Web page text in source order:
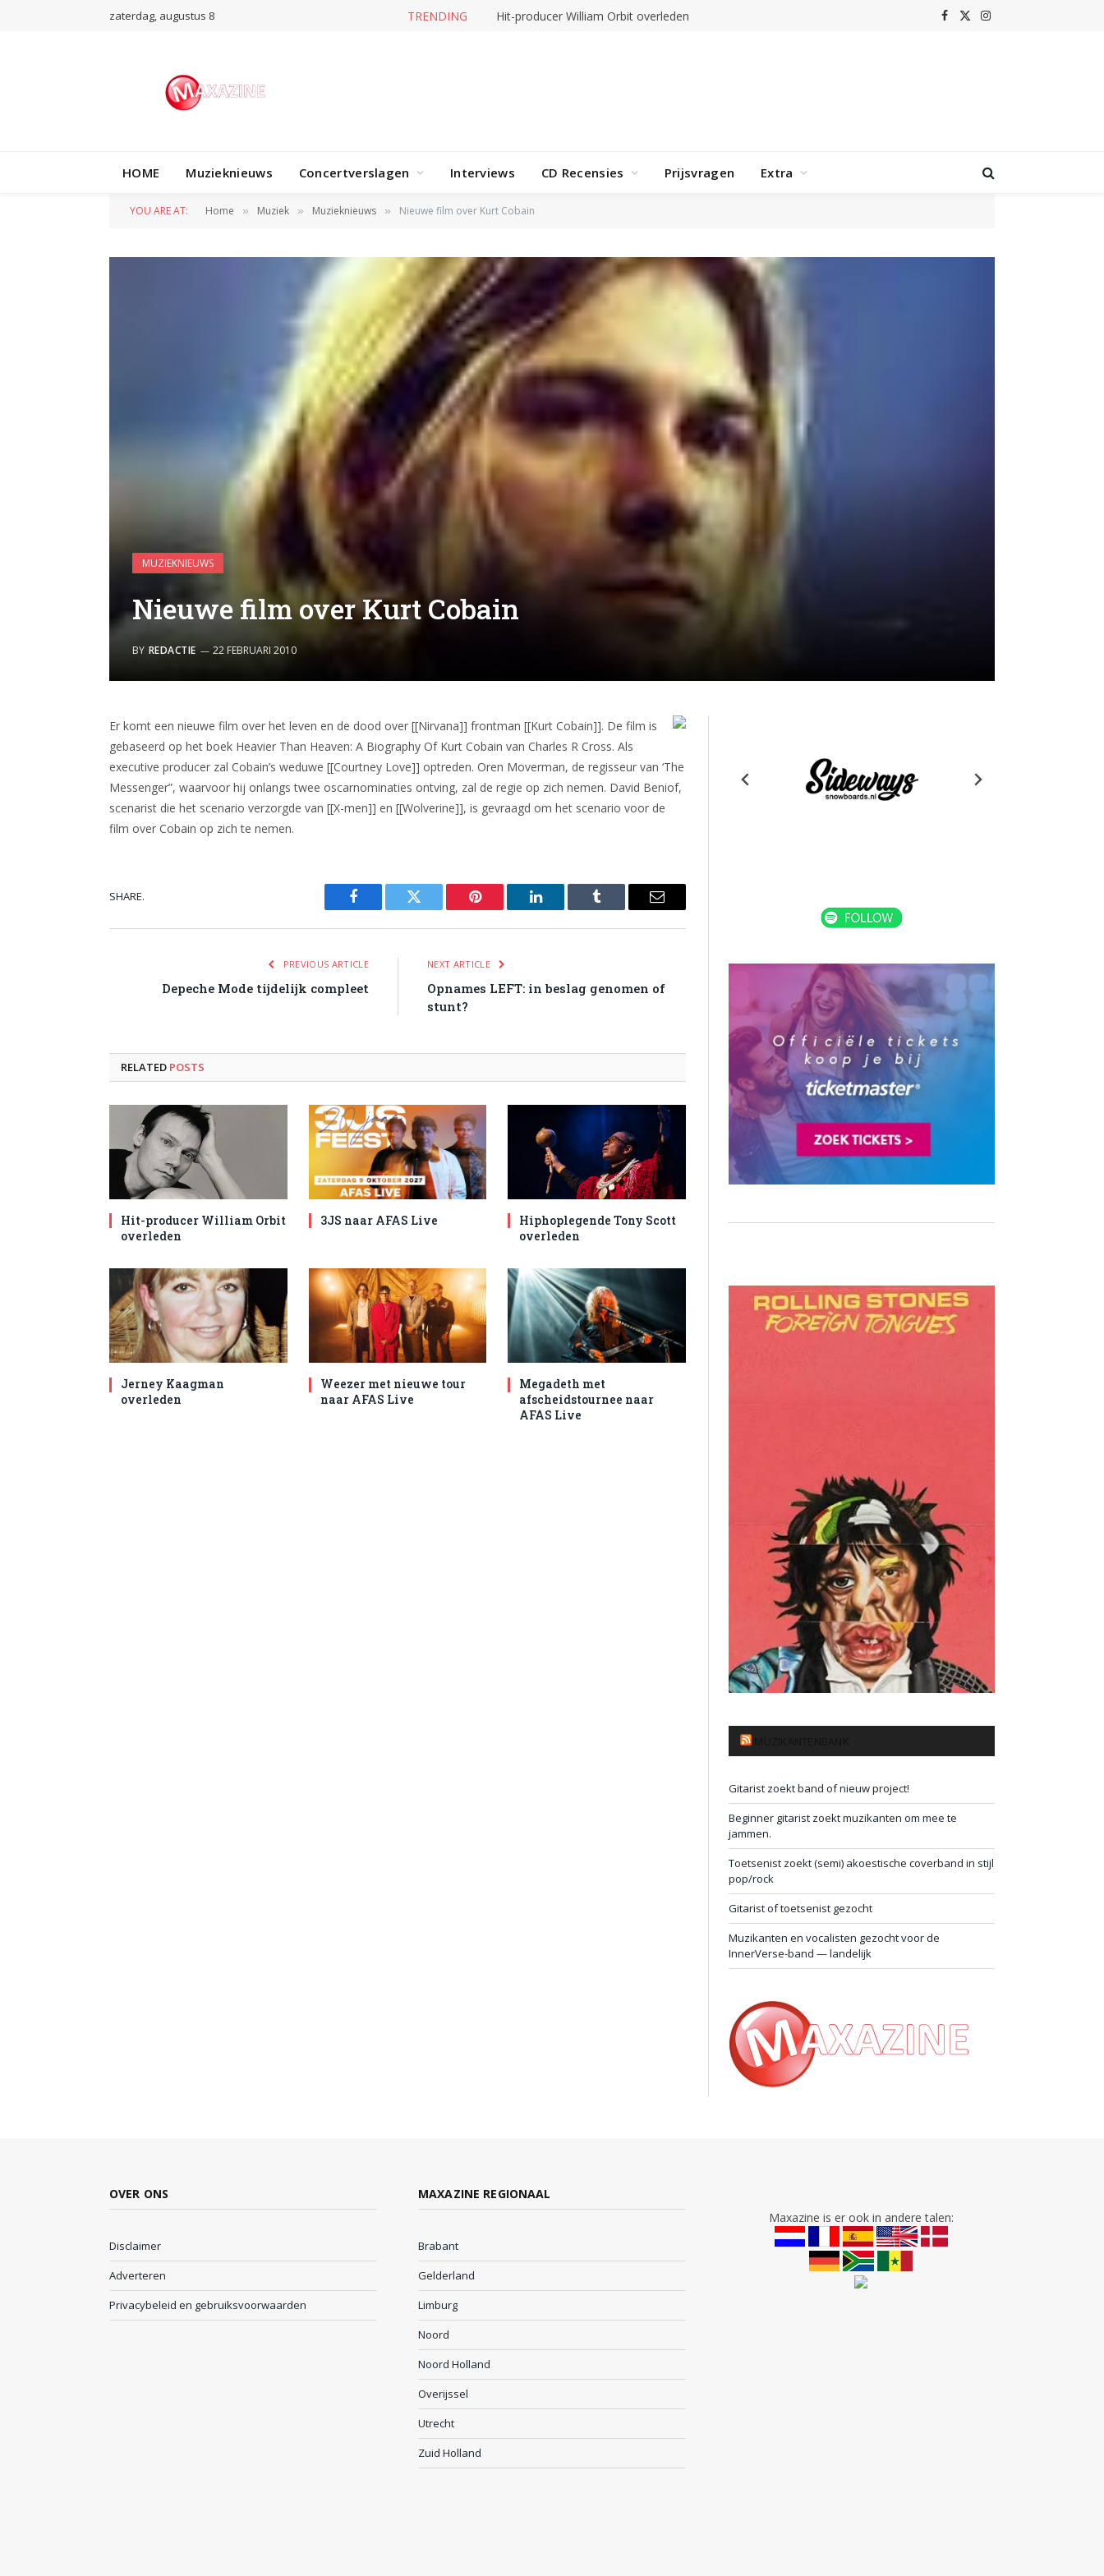
zaterdag, augustus 8 TRENDING Hit-producer William Orbit overleden Facebook
X
Instagram
HOME Muzieknieuws Concertverslagen Interviews CD Recensies Prijsvragen Extra
YOU ARE AT: Home » Muziek » Muzieknieuws » Nieuwe film over Kurt Cobain
MUZIEKNIEUWS
Nieuwe film over Kurt Cobain
BY REDACTIE 22 FEBRUARI 2010
Er komt een nieuwe film over het leven en de dood over [[Nirvana]] frontman [[Kurt Cobain]]. De film is
gebaseerd op het boek Heavier Than Heaven: A Biography Of Kurt Cobain van Charles R Cross. Als
executive producer zal Cobain’s weduwe [[Courtney Love]] optreden. Oren Moverman, de regisseur van ‘The
Messenger”, waarvoor hij onlangs twee oscarnominaties ontving, zal de regie op zich nemen. David Beniof,
scenarist die het scenario verzorgde van [[X-men]] en [[Wolverine]], is gevraagd om het scenario voor de
film over Cobain op zich te nemen.
SHARE.
Facebook Twitter Pinterest LinkedIn Tumblr Email
PREVIOUS ARTICLE
Depeche Mode tijdelijk compleet
NEXT ARTICLE
Opnames LEFT: in beslag genomen of
stunt?
RELATED POSTS
Hit-producer William Orbit
overleden
3JS naar AFAS Live
Hiphoplegende Tony Scott
overleden
Jerney Kaagman
overleden
Weezer met nieuwe tour
naar AFAS Live
Megadeth met
afscheidstournee naar
AFAS Live
Gitarist zoekt band of nieuw project!
Beginner gitarist zoekt muzikanten om mee te
jammen.
Toetsenist zoekt (semi) akoestische coverband in stijl
pop/rock
Gitarist of toetsenist gezocht
Muzikanten en vocalisten gezocht voor de
InnerVerse-band — landelijk
OVER ONS
Disclaimer
Adverteren
Privacybeleid en gebruiksvoorwaarden
MAXAZINE REGIONAAL
Brabant
Gelderland
Limburg
Noord
Noord Holland
Overijssel
Utrecht
Zuid Holland
Maxazine is er ook in andere talen: